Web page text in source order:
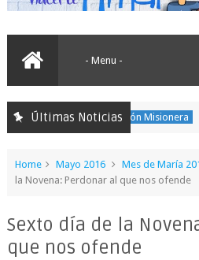
Últimas Noticias
150 Expedición Misionera Se
Home Mayo 2016 Mes de María
la Novena: Perdonar al que nos ofende
Sexto día de la
que nos ofende